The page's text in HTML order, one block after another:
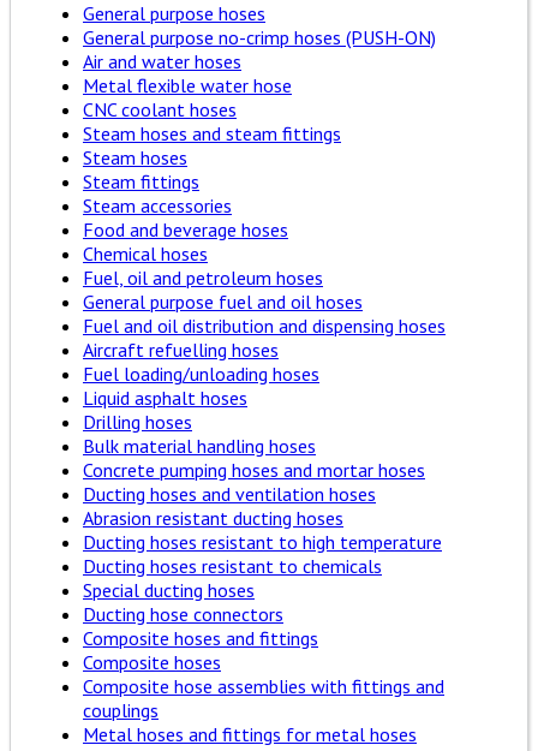
General purpose hoses
General purpose no-crimp hoses (PUSH-ON)
Air and water hoses
Metal flexible water hose
CNC coolant hoses
Steam hoses and steam fittings
Steam hoses
Steam fittings
Steam accessories
Food and beverage hoses
Chemical hoses
Fuel, oil and petroleum hoses
General purpose fuel and oil hoses
Fuel and oil distribution and dispensing hoses
Aircraft refuelling hoses
Fuel loading/unloading hoses
Liquid asphalt hoses
Drilling hoses
Bulk material handling hoses
Concrete pumping hoses and mortar hoses
Ducting hoses and ventilation hoses
Abrasion resistant ducting hoses
Ducting hoses resistant to high temperature
Ducting hoses resistant to chemicals
Special ducting hoses
Ducting hose connectors
Composite hoses and fittings
Composite hoses
Composite hose assemblies with fittings and
couplings
Metal hoses and fittings for metal hoses